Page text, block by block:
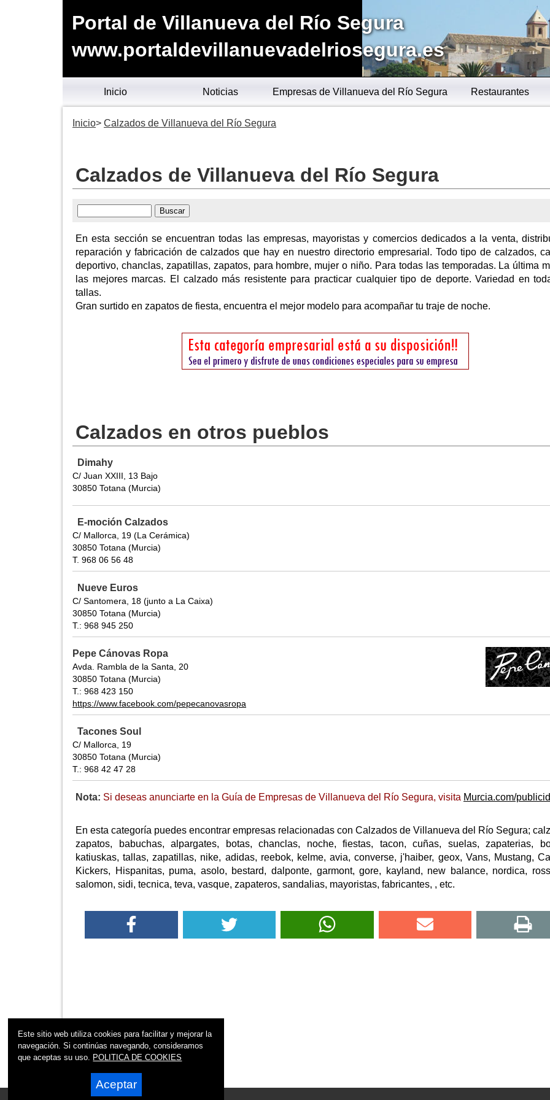
Portal de Villanueva del Río Segura
www.portaldevillanuevadelriosegura.es
Inicio Noticias Empresas de Villanueva del Río Segura Restaurantes
Inicio Calzados de Villanueva del Río Segura
Calzados de Villanueva del Río Segura
En esta sección se encuentran todas las empresas, mayoristas y comercios dedicados a la venta,
reparación y fabricación de calzados que hay en nuestro directorio empresarial. Todo tipo de calzados,
deportivo, chanclas, zapatillas, zapatos, para hombre, mujer o niño. Para todas las temporadas. La última
las mejores marcas. El calzado más resistente para practicar cualquier tipo de deporte. Variedad en
tallas.
Gran surtido en zapatos de fiesta, encuentra el mejor modelo para acompañar tu traje de noche.
Calzados en otros pueblos
Dimahy
C/ Juan XXIII, 13 Bajo
30850 Totana (Murcia)
E-moción Calzados
C/ Mallorca, 19 (La Cerámica)
30850 Totana (Murcia)
T. 968 06 56 48
Nueve Euros
C/ Santomera, 18 (junto a La Caixa)
30850 Totana (Murcia)
T.: 968 945 250
Pepe Cánovas Ropa
Avda. Rambla de la Santa, 20
30850 Totana (Murcia)
T.: 968 423 150
https://www.facebook.com/pepecanovasropa
Tacones Soul
C/ Mallorca, 19
30850 Totana (Murcia)
T.: 968 42 47 28
Nota: Si deseas anunciarte en la Guía de Empresas de Villanueva del Río Segura, visita Murcia.com/
En esta categoría puedes encontrar empresas relacionadas con Calzados de Villanueva del Río Segura;
zapatos, babuchas, alpargates, botas, chanclas, noche, fiestas, tacon, cuñas, suelas, zapaterias,
katiuskas, tallas, zapatillas, nike, adidas, reebok, kelme, avia, converse, j'haiber, geox, Vans, Mustang,
Kickers, Hispanitas, puma, asolo, bestard, dalponte, garmont, gore, kayland, new balance, nordica,
salomon, sidi, tecnica, teva, vasque, zapateros, sandalias, mayoristas, fabricantes, , etc.
Este sitio web utiliza cookies para facilitar y mejorar la
navegación. Si continúas navegando, consideramos
que aceptas su uso. POLITICA DE COOKIES
Aceptar